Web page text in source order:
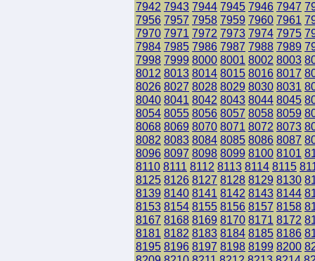
7942 7943 7944 7945 7946 7947
7956 7957 7958 7959 7960 7961
7970 7971 7972 7973 7974 7975
7984 7985 7986 7987 7988 7989
7998 7999 8000 8001 8002 8003
8012 8013 8014 8015 8016 8017
8026 8027 8028 8029 8030 8031
8040 8041 8042 8043 8044 8045
8054 8055 8056 8057 8058 8059
8068 8069 8070 8071 8072 8073
8082 8083 8084 8085 8086 8087
8096 8097 8098 8099 8100 8101
8110 8111 8112 8113 8114 8115
8125 8126 8127 8128 8129 8130
8139 8140 8141 8142 8143 8144
8153 8154 8155 8156 8157 8158
8167 8168 8169 8170 8171 8172
8181 8182 8183 8184 8185 8186
8195 8196 8197 8198 8199 8200